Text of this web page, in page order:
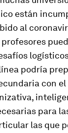
están
al
podría
con
para
las que